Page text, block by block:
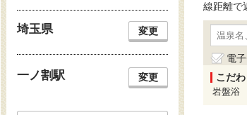
線距離で
電
こだ
岩盤浴
埼玉県 変更
一ノ割駅 変更